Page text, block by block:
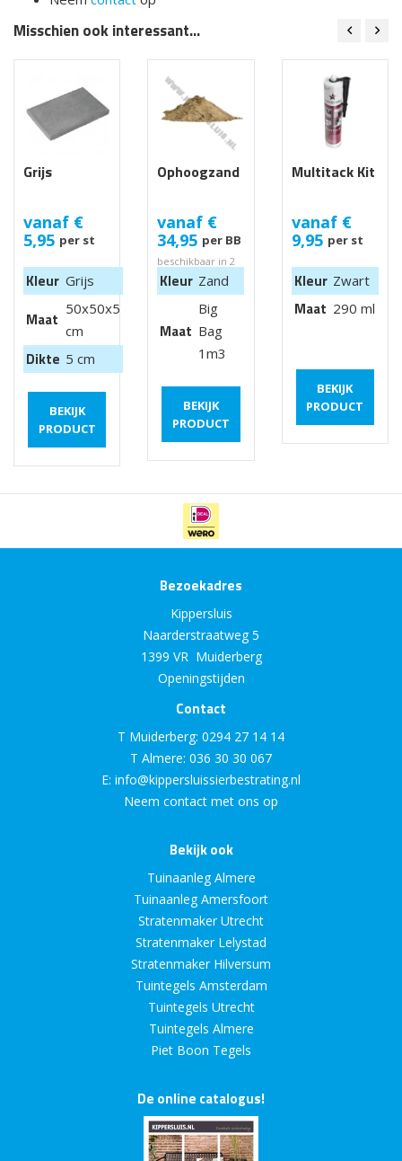
Misschien ook interessant...
Grijs
vanaf €
5,95 per st
Kleur Grijs
Maat
50x50x5
cm
Dikte 5 cm
BEKIJK
PRODUCT
Ophoogzand
vanaf €
34,95 per BB
beschikbaar in 2
maten
Kleur Zand
Maat
Big
Bag
1m3
BEKIJK
PRODUCT
Multitack Kit
vanaf €
9,95 per st
Kleur Zwart
Maat 290 ml
BEKIJK
PRODUCT
Bezoekadres
Kippersluis
Naarderstraatweg 5
1399 VR Muiderberg
Openingstijden
Contact
T Muiderberg: 0294 27 14 14
T Almere: 036 30 30 067
E: info@kippersluissierbestrating.nl
Neem contact met ons op
Bekijk ook
Tuinaanleg Almere
Tuinaanleg Amersfoort
Stratenmaker Utrecht
Stratenmaker Lelystad
Stratenmaker Hilversum
Tuintegels Amsterdam
Tuintegels Utrecht
Tuintegels Almere
Piet Boon Tegels
De online catalogus!